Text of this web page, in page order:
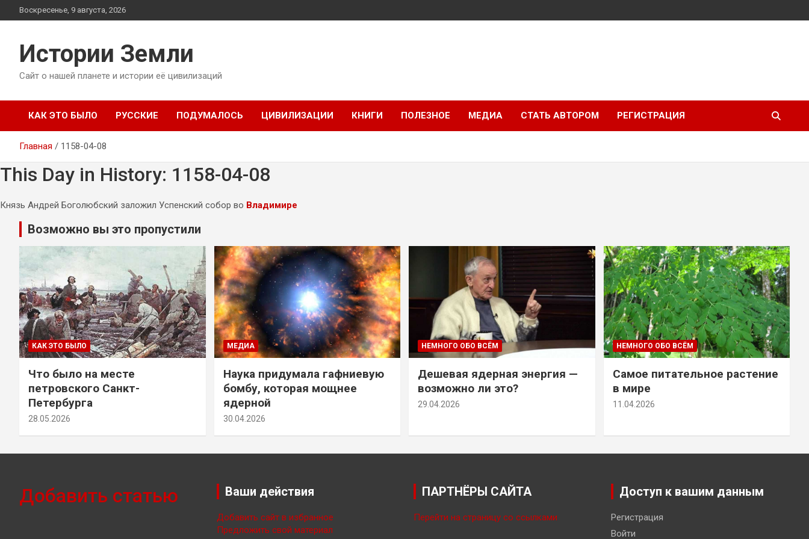
Перейти
к
Воскресенье, 9 августа, 2026
Истории Земли
Сайт о нашей планете и истории её цивилизаций
КАК ЭТО БЫЛО РУССКИЕ ПОДУМАЛОСЬ ЦИВИЛИЗАЦИИ КНИГИ ПОЛЕЗНОЕ МЕДИА СТАТЬ АВТОРОМ РЕГИСТРАЦИЯ
Главная 1158-04-08
This Day in History: 1158-04-08
Князь Андрей Боголюбский заложил Успенский собор во Владимире
Возможно вы это пропустили
КАК ЭТО БЫЛО
Что было на месте
петровского Санкт-
Петербурга
28.05.2026
МЕДИА
Наука придумала гафниевую
бомбу, которая мощнее
ядерной
30.04.2026
НЕМНОГО ОБО ВСЁМ
Дешевая ядерная энергия —
возможно ли это?
29.04.2026
НЕМНОГО ОБО ВСЁМ
Самое питательное растение
в мире
11.04.2026
Добавить статью Ваши действия
Добавить сайт в избранное
Предложить свой материал
ПАРТНЁРЫ САЙТА
Перейти на страницу со ссылками
Доступ к вашим данным
Регистрация
Войти